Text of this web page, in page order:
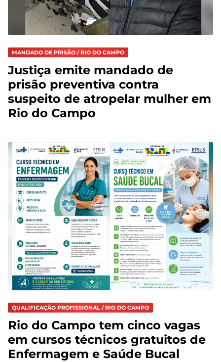
MANDADO DE PRISÃO / RIO DO CAMPO
Justiça emite mandado de
prisão preventiva contra
suspeito de atropelar mulher em
Rio do Campo
QUALIFICAÇÃO PROFISSIONAL / RIO DO CAMPO
Rio do Campo tem cinco vagas
em cursos técnicos gratuitos de
Enfermagem e Saúde Bucal